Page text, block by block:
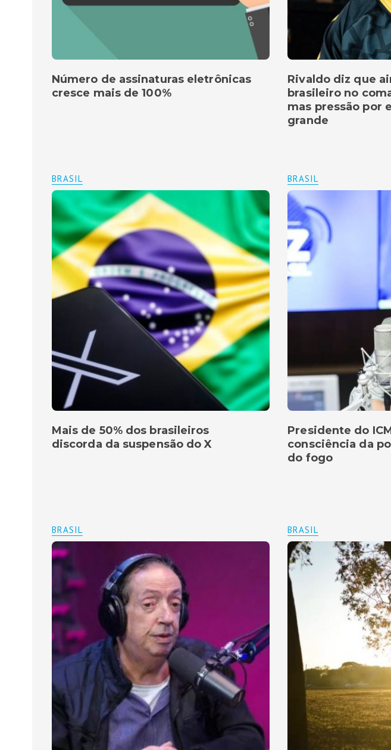
Rivaldo diz que
brasileiro no
mas pressão por
grande
Número de assinaturas eletrônicas
cresce mais de 100%
BRASIL
Presidente do
consciência da
do fogo
BRASIL
Mais de 50% dos brasileiros
discorda da suspensão do X
BRASIL
BRASIL